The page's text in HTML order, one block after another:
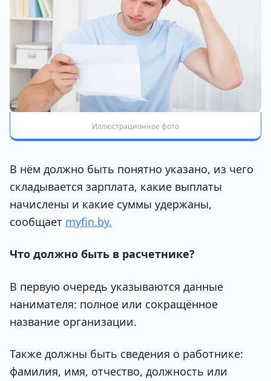
Иллюстрационное фото
В нём должно быть понятно указано, из чего
складывается зарплата, какие выплаты
начислены и какие суммы удержаны,
сообщает myfin.by.
Что должно быть в расчетнике?
В первую очередь указываются данные
нанимателя: полное или сокращённое
название организации.
Также должны быть сведения о работнике:
фамилия, имя, отчество, должность или